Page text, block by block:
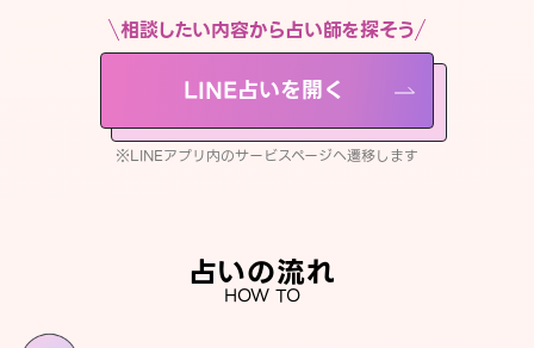
相談したい内容から占い師を探そう
LINE占いを開く
※LINEアプリ内のサービスページへ遷移します
占いの流れ
HOW TO